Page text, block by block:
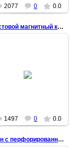
2077 0 0.0
мостовой магнитный кран
2014-10-04
1497 0 0.0
кран с перфорированной балкой